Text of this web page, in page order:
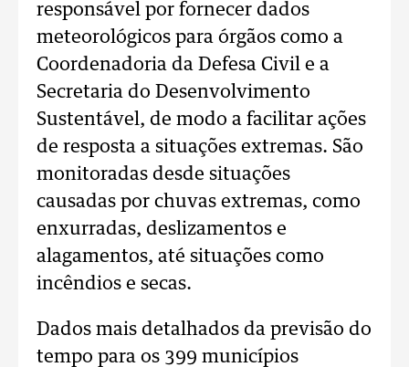
responsável por fornecer dados
meteorológicos para órgãos como a
Coordenadoria da Defesa Civil e a
Secretaria do Desenvolvimento
Sustentável, de modo a facilitar ações
de resposta a situações extremas. São
monitoradas desde situações
causadas por chuvas extremas, como
enxurradas, deslizamentos e
alagamentos, até situações como
incêndios e secas.
Dados mais detalhados da previsão do
tempo para os 399 municípios